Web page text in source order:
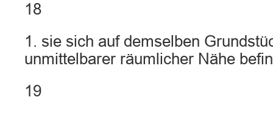
18
1. sie sich auf demselben
unmittelbarer räumlicher Nähe
19